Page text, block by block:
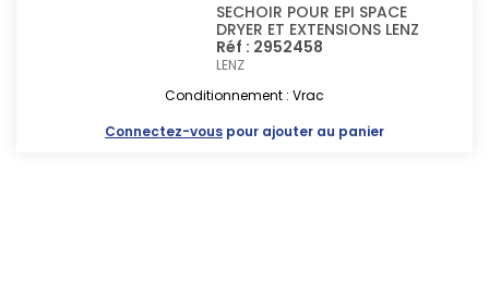
SECHOIR POUR EPI SPACE
DRYER ET EXTENSIONS LENZ
Réf : 2952458
LENZ
Conditionnement : Vrac
Connectez-vous pour ajouter au panier